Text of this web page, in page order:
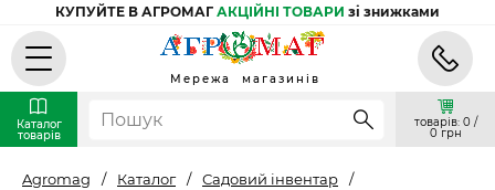
КУПУЙТЕ В АГРОМАГ АКЦІЙНІ ТОВАРИ зі знижками
Мережа магазинів
Каталог
товарів
товарів: 0 /
0 грн
Agromag / Каталог / Садовий інвентар
/